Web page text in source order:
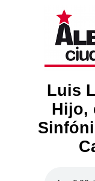
Luis
Hijo,